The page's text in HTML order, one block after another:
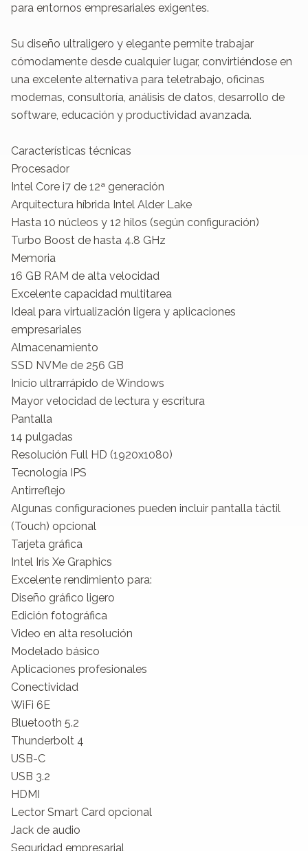
para entornos empresariales exigentes.
Su diseño ultraligero y elegante permite trabajar
cómodamente desde cualquier lugar, convirtiéndose en
una excelente alternativa para teletrabajo, oficinas
modernas, consultoría, análisis de datos, desarrollo de
software, educación y productividad avanzada.
Características técnicas
Procesador
Intel Core i7 de 12ª generación
Arquitectura híbrida Intel Alder Lake
Hasta 10 núcleos y 12 hilos (según configuración)
Turbo Boost de hasta 4.8 GHz
Memoria
16 GB RAM de alta velocidad
Excelente capacidad multitarea
Ideal para virtualización ligera y aplicaciones
empresariales
Almacenamiento
SSD NVMe de 256 GB
Inicio ultrarrápido de Windows
Mayor velocidad de lectura y escritura
Pantalla
14 pulgadas
Resolución Full HD (1920x1080)
Tecnología IPS
Antirreflejo
Algunas configuraciones pueden incluir pantalla táctil
(Touch) opcional
Tarjeta gráfica
Intel Iris Xe Graphics
Excelente rendimiento para:
Diseño gráfico ligero
Edición fotográfica
Video en alta resolución
Modelado básico
Aplicaciones profesionales
Conectividad
WiFi 6E
Bluetooth 5.2
Thunderbolt 4
USB-C
USB 3.2
HDMI
Lector Smart Card opcional
Jack de audio
Seguridad empresarial